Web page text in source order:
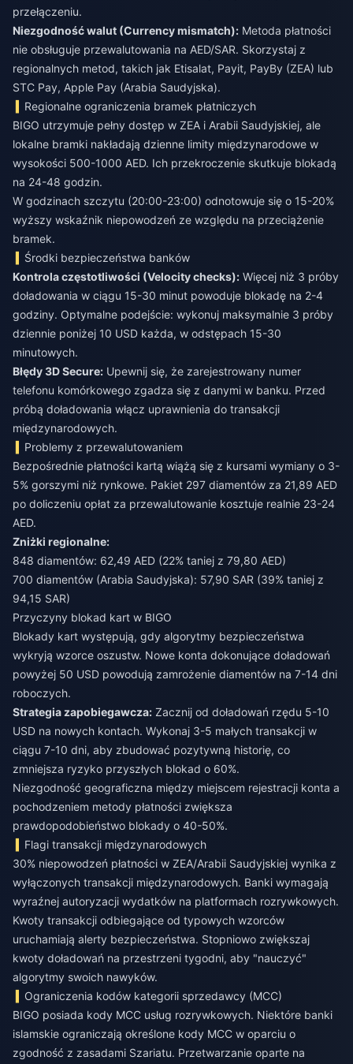
przełączeniu.
Niezgodność walut (Currency mismatch): Metoda płatności
nie obsługuje przewalutowania na AED/SAR. Skorzystaj z
regionalnych metod, takich jak Etisalat, Payit, PayBy (ZEA) lub
STC Pay, Apple Pay (Arabia Saudyjska).
Regionalne ograniczenia bramek płatniczych
BIGO utrzymuje pełny dostęp w ZEA i Arabii Saudyjskiej, ale
lokalne bramki nakładają dzienne limity międzynarodowe w
wysokości 500-1000 AED. Ich przekroczenie skutkuje blokadą
na 24-48 godzin.
W godzinach szczytu (20:00-23:00) odnotowuje się o 15-20%
wyższy wskaźnik niepowodzeń ze względu na przeciążenie
bramek.
Środki bezpieczeństwa banków
Kontrola częstotliwości (Velocity checks): Więcej niż 3 próby
doładowania w ciągu 15-30 minut powoduje blokadę na 2-4
godziny. Optymalne podejście: wykonuj maksymalnie 3 próby
dziennie poniżej 10 USD każda, w odstępach 15-30
minutowych.
Błędy 3D Secure: Upewnij się, że zarejestrowany numer
telefonu komórkowego zgadza się z danymi w banku. Przed
próbą doładowania włącz uprawnienia do transakcji
międzynarodowych.
Problemy z przewalutowaniem
Bezpośrednie płatności kartą wiążą się z kursami wymiany o 3-
5% gorszymi niż rynkowe. Pakiet 297 diamentów za 21,89 AED
po doliczeniu opłat za przewalutowanie kosztuje realnie 23-24
AED.
Zniżki regionalne:
848 diamentów: 62,49 AED (22% taniej z 79,80 AED)
700 diamentów (Arabia Saudyjska): 57,90 SAR (39% taniej z
94,15 SAR)
Przyczyny blokad kart w BIGO
Blokady kart występują, gdy algorytmy bezpieczeństwa
wykryją wzorce oszustw. Nowe konta dokonujące doładowań
powyżej 50 USD powodują zamrożenie diamentów na 7-14 dni
roboczych.
Strategia zapobiegawcza: Zacznij od doładowań rzędu 5-10
USD na nowych kontach. Wykonaj 3-5 małych transakcji w
ciągu 7-10 dni, aby zbudować pozytywną historię, co
zmniejsza ryzyko przyszłych blokad o 60%.
Niezgodność geograficzna między miejscem rejestracji konta a
pochodzeniem metody płatności zwiększa
prawdopodobieństwo blokady o 40-50%.
Flagi transakcji międzynarodowych
30% niepowodzeń płatności w ZEA/Arabii Saudyjskiej wynika z
wyłączonych transakcji międzynarodowych. Banki wymagają
wyraźnej autoryzacji wydatków na platformach rozrywkowych.
Kwoty transakcji odbiegające od typowych wzorców
uruchamiają alerty bezpieczeństwa. Stopniowo zwiększaj
kwoty doładowań na przestrzeni tygodni, aby "nauczyć"
algorytmy swoich nawyków.
Ograniczenia kodów kategorii sprzedawcy (MCC)
BIGO posiada kody MCC usług rozrywkowych. Niektóre banki
islamskie ograniczają określone kody MCC w oparciu o
zgodność z zasadami Szariatu. Przetwarzanie oparte na